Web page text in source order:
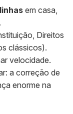
em casa,
Direitos
clássicos).
velocidade.
a correção de
enorme na